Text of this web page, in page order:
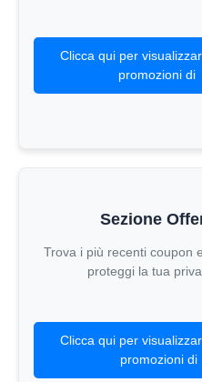
Clicca qui per
promozioni di
Sezione
Trova i più recenti coupon
proteggi la tua
Clicca qui per
promozioni di